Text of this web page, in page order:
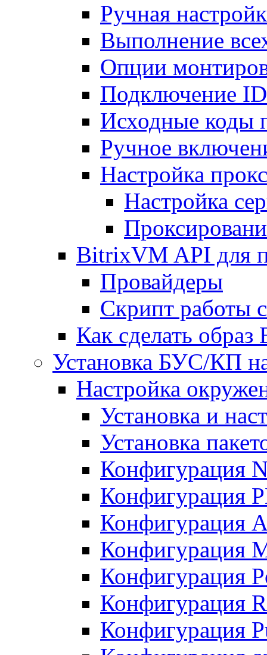
Ручная
Выполнение
Опции
Подключение
Исходные коды
Ручное
Настройка
Настройка
BitrixVM API для
Провайдеры
Скрипт работы
Как сделать
Установка БУС/КП
Настройка
Установка и
Установка
Конфигурация
Конфигурация
Конфигурация
Конфигурация
Конфигурация
Конфигурация
Конфигурация